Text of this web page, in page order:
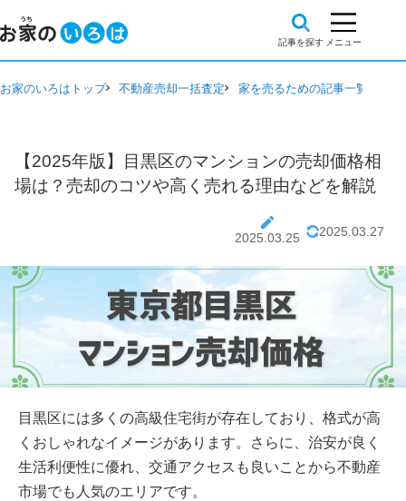
お家のいろはトップ 不動産売却一括査定 家を売るための記事一覧
【2025年版】目黒区のマンションの売却価格相
場は？売却のコツや高く売れる理由などを解説
2025.03.25 2025.03.27
目黒区には多くの高級住宅街が存在しており、格式が高
くおしゃれなイメージがあります。さらに、治安が良く
生活利便性に優れ、交通アクセスも良いことから不動産
市場でも人気のエリアです。